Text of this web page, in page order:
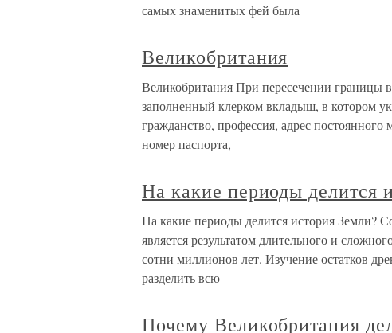
самых знаменитых фей была
Великобритания
Великобритания При пересечении границы
заполненный клерком вкладыш, в котором
гражданство, профессия, адрес постоянного
номер паспорта,
На какие периоды делится
На какие периоды делится история
является результатом длительного и
сотни миллионов лет. Изучение остатков
разделить всю
Почему Великобритания